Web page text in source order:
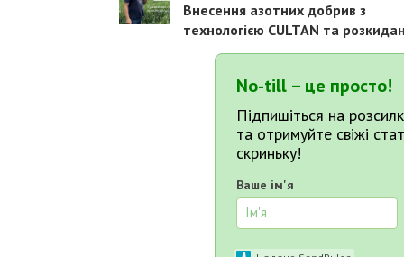
Внесення азотних добрив з
технологією CULTAN та
No-till – це просто!
Підпишіться на
та отримуйте свіжі
скриньку!
Ваше ім'я